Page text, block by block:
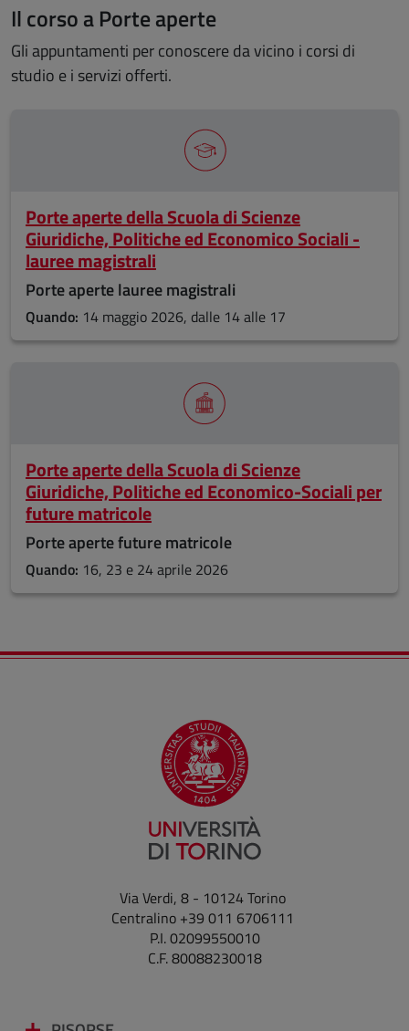
Il corso a Porte aperte
Gli appuntamenti per conoscere da vicino i corsi di
studio e i servizi offerti.
Porte aperte della Scuola di Scienze
Giuridiche, Politiche ed Economico Sociali -
lauree magistrali
Porte aperte lauree magistrali
Quando: 14 maggio 2026, dalle 14 alle 17
Porte aperte della Scuola di Scienze
Giuridiche, Politiche ed Economico-Sociali per
future matricole
Porte aperte future matricole
Quando: 16, 23 e 24 aprile 2026
Via Verdi, 8 - 10124 Torino
Centralino +39 011 6706111
P.I. 02099550010
C.F. 80088230018